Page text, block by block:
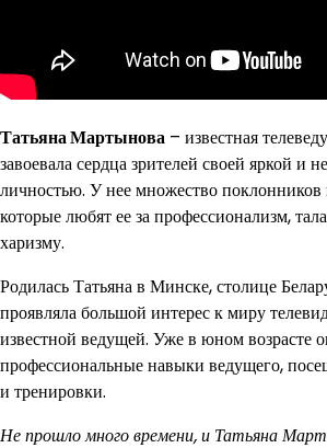
Татьяна Мартынова – известная
завоевала сердца зрителей своей яркой и
личностью. У нее множество поклонников
которые любят ее за профессионализм,
харизму.
Родилась Татьяна в Минске, столице
проявляла большой интерес к миру
известной ведущей. Уже в юном возрасте
профессиональные навыки ведущего,
и тренировки.
Не прошло много времени, и Татьяна